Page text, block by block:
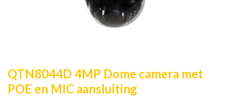
QTN8044D 4MP Dome camera met
POE en MIC aansluiting